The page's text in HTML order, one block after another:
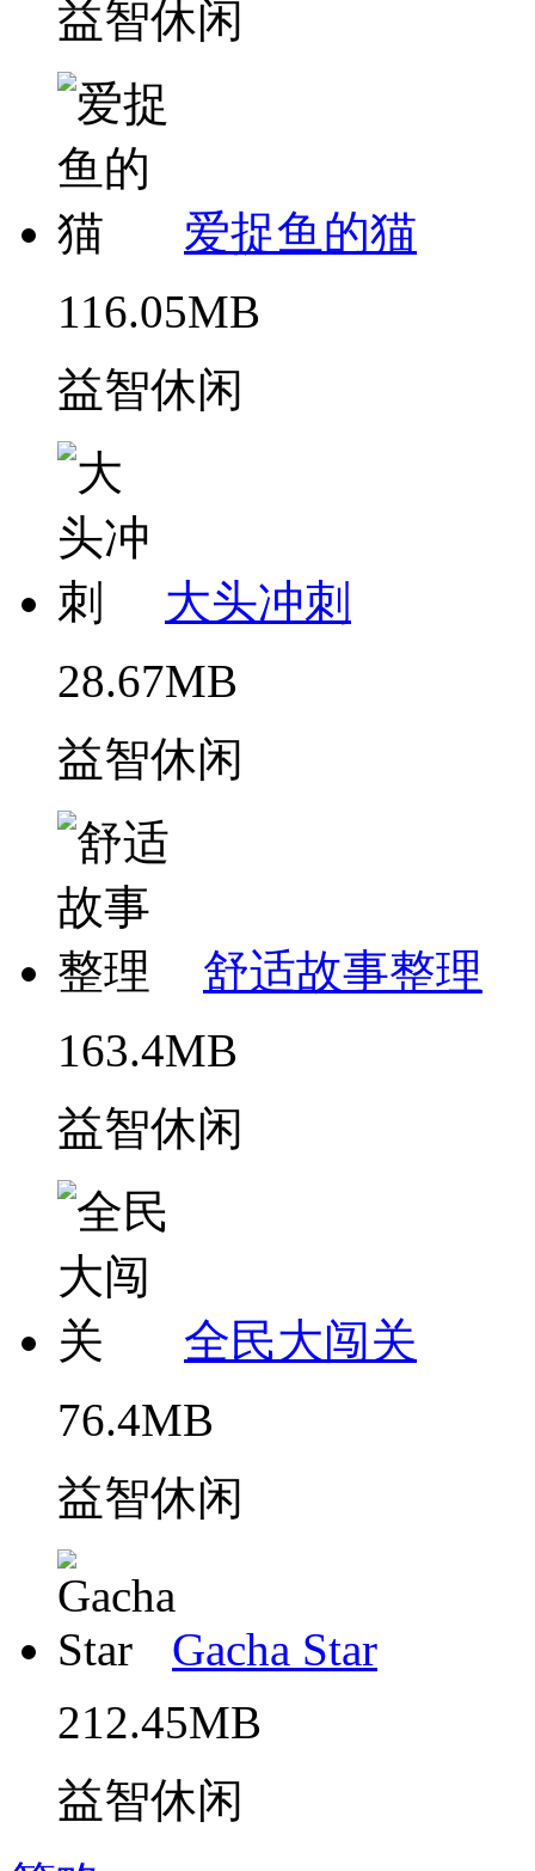
益智休闲
爱捉鱼的猫
116.05MB
益智休闲
大头冲刺
28.67MB
益智休闲
舒适故事整理
163.4MB
益智休闲
全民大闯关
76.4MB
益智休闲
Gacha Star
212.45MB
益智休闲